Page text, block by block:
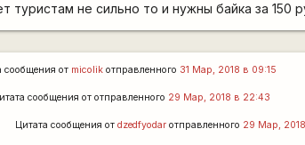
туристам не сильно то и нужны байка за 150
сообщения от micolik отправленного 31 Мар, 2018 в 09:15
сообщения ототправленного 29 Мар, 2018 в 22:43
Цитата сообщения отdzedfyodar отправленного 29 Мар,